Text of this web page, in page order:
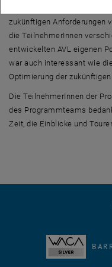
zukünftigen Anforderungen
die TeilnehmerInnen
entwickelten AVL eigenen
war auch interessant wie
Optimierung der
Die TeilnehmerInnen der
des Programmteams
Zeit, die Einblicke und